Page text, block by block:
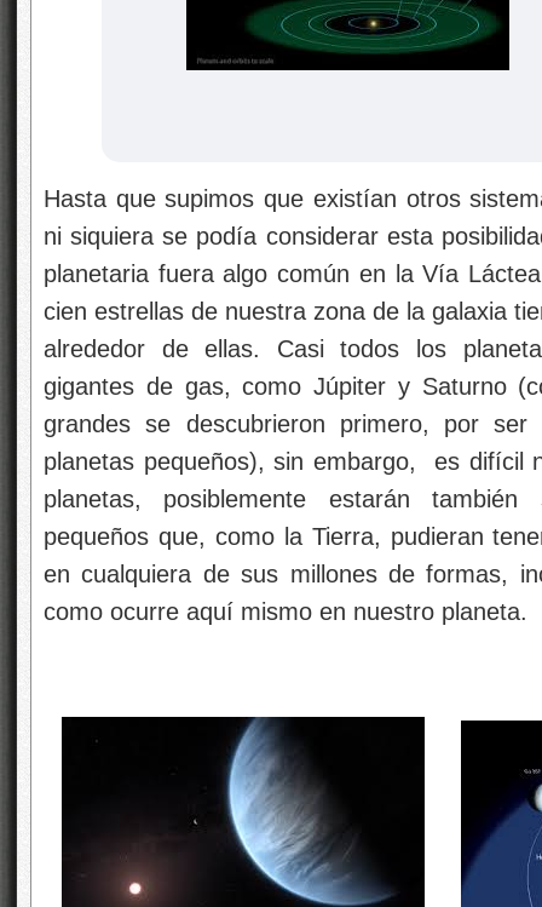
Hasta que supimos que existían otros
ni siquiera se podía considerar esta
planetaria fuera algo común en la Vía
cien estrellas de nuestra zona de la galaxia
alrededor de ellas. Casi todos los
gigantes de gas, como Júpiter y Saturno
grandes se descubrieron primero, por
planetas pequeños), sin embargo, es difícil
planetas, posiblemente estarán
pequeños que, como la Tierra, pudieran
en cualquiera de sus millones de formas,
como ocurre aquí mismo en nuestro planeta.